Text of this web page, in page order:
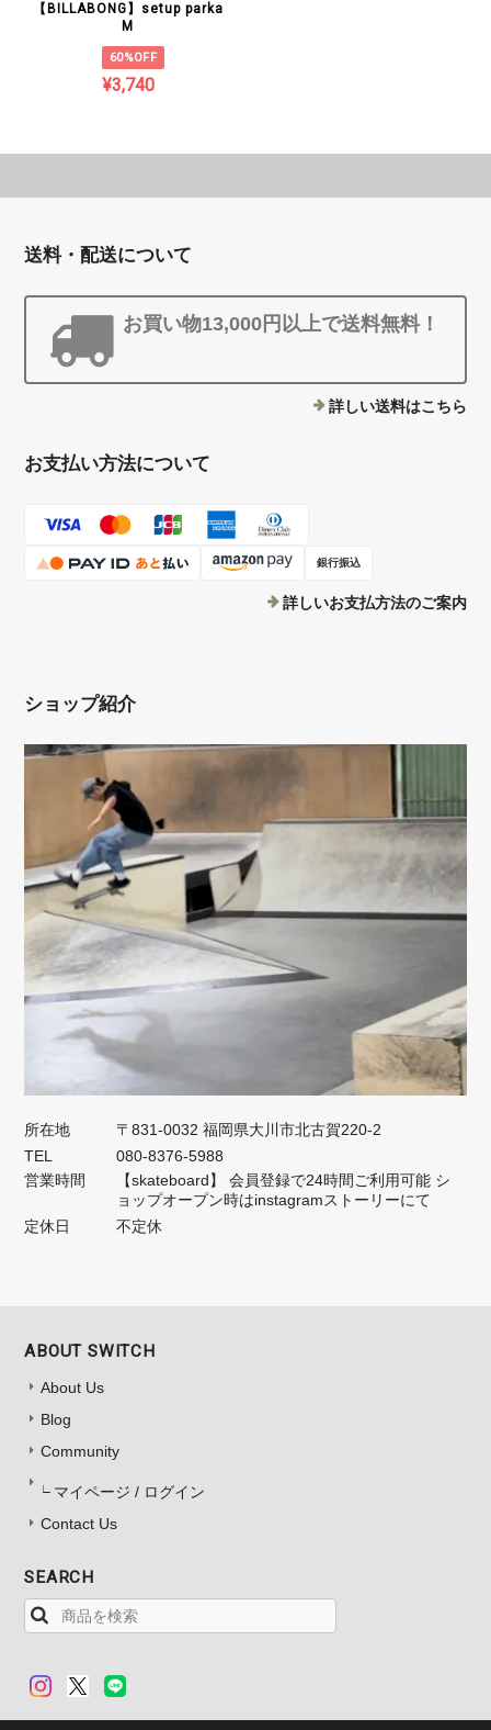
【BILLABONG】setup parka
M
60%OFF
¥3,740
送料・配送について
お買い物13,000円以上で送料無料！
詳しい送料はこちら
お支払い方法について
銀行振込
詳しいお支払方法のご案内
ショップ紹介
所在地
〒831-0032 福岡県大川市北古賀220-2
TEL
080-8376-5988
営業時間
【skateboard】 会員登録で24時間ご利用可能 シ
ョップオープン時はinstagramストーリーにて
定休日
不定休
ABOUT SWITCH
About Us
Blog
Community
マイページ / ログイン
Contact Us
SEARCH